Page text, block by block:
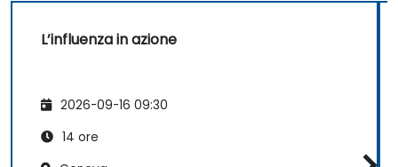
L’influenza in azione
2026-09-16 09:30
14 ore